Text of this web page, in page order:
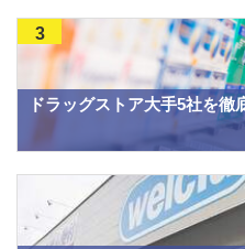
ドラッグストア大手5社を徹
3